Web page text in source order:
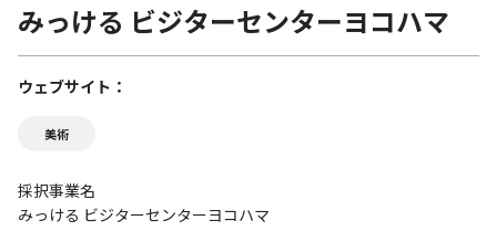
みっける ビジターセンターヨコハマ
ウェブサイト
美術
採択事業名
みっける ビジターセンターヨコハマ